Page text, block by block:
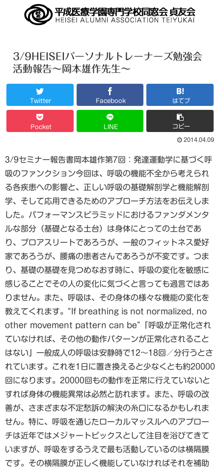
3/9HEISEIパーソナルトレーナーズ勉強会
活動報告～岡本雄作先生～
Twitter Facebook はてブ
Pocket LINE コピー
2014.04.09
3/9セミナー報告書岡本雄作第7回：発達運動学に基づく呼
吸のファンクション今回は、呼吸の機能不全から考えられ
る各疾患への影響と、正しい呼吸の基礎解剖学と機能解剖
学、そして応用できるためのアプローチ方法をお伝えしま
した。パフォーマンスピラミッドにおけるファンダメンタ
ルな部分（基礎となる土台）は身体にとっての土台であ
り、プロアスリートであろうが、一般のフィットネス愛好
家であろうが、腰痛の患者さんであろうが不変です。つま
り、基礎の基礎を見つめなおす時に、呼吸の変化を敏感に
感じることでその人の変化に気づくと言っても過言ではあ
りません。また、呼吸は、その身体の様々な機能の変化を
教えてくれます。“If breathing is not normalized, no
other movement pattern can be”「呼吸が正常化され
ていなければ、その他の動作パターンが正常化されること
はない」一般成人の呼吸は安静時で12～18回／分行うとさ
れています。これを1日に置き換えると少なくとも約20000
回になります。20000回もの動作を正常に行えていないと
すれば身体の機能異常は必然と訪れます。また、呼吸の改
善が、さまざまな不定愁訴の解決の糸口になるかもしれま
せん。特に、呼吸を通じたローカルマッスルへのアプロー
チは近年ではメジャートピックスとして注目を浴びてきて
いますが、呼吸をするうえで最も活動しているのは横隔膜
です。その横隔膜が正しく機能していなければそれを補助